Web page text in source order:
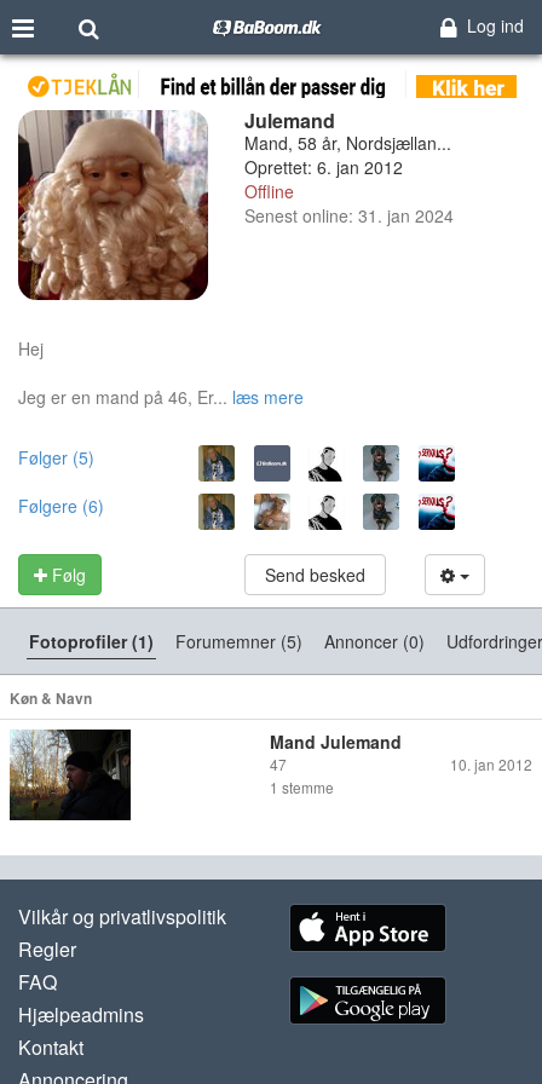
Log ind
Julemand
Mand, 58 år, Nordsjællan...
Oprettet: 6. jan 2012
Offline
Senest online: 31. jan 2024
Hej
Jeg er en mand på 46, Er... læs mere
Følger (5)
Følgere (6)
Følg Send besked
Fotoprofiler (1) Forumemner (5) Annoncer (0)
Køn & Navn
Mand Julemand
47
10. jan 2012
1 stemme
Vilkår og privatlivspolitik
Regler
FAQ
Hjælpeadmins
Kontakt